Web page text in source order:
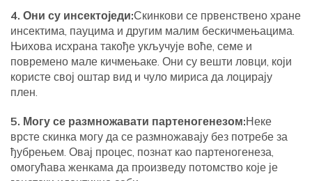
4. Они су инсектоједи:Скинкови се првенствено хране
инсектима, пауцима и другим малим бескичмењацима.
Њихова исхрана такође укључује воће, семе и
повремено мале кичмењаке. Они су вешти ловци, који
користе свој оштар вид и чуло мириса да лоцирају
плен.
5. Могу се размножавати партеногенезом:Неке
врсте скинка могу да се размножавају без потребе за
ђубрењем. Овај процес, познат као партеногенеза,
омогућава женкама да произведу потомство које је